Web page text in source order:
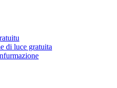
di luce gratuita